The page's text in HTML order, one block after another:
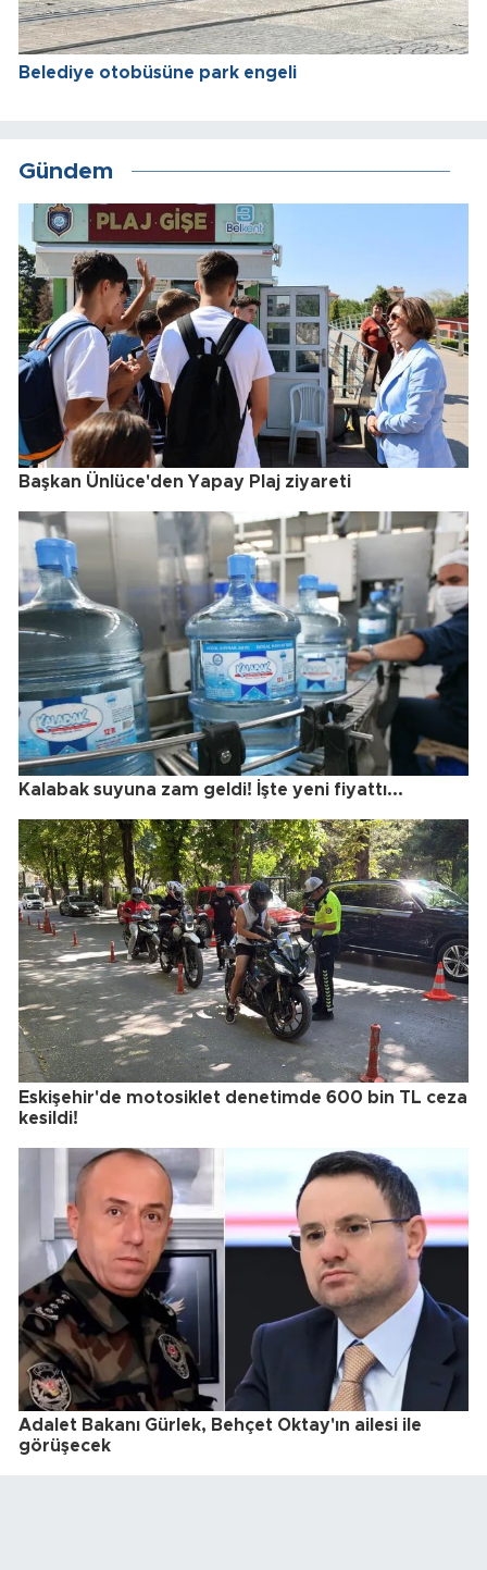
Belediye otobüsüne park engeli
Gündem
Başkan Ünlüce'den Yapay Plaj ziyareti
Kalabak suyuna zam geldi! İşte yeni fiyattı...
Eskişehir'de motosiklet denetimde 600 bin TL ceza
kesildi!
Adalet Bakanı Gürlek, Behçet Oktay'ın ailesi ile
görüşecek